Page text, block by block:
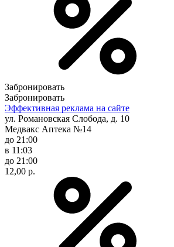
Забронировать
Забронировать
Эффективная реклама на сайте
ул. Романовская Слобода, д. 10
Медвакс Аптека №14
до 21:00
в 11:03
до 21:00
12,00 р.